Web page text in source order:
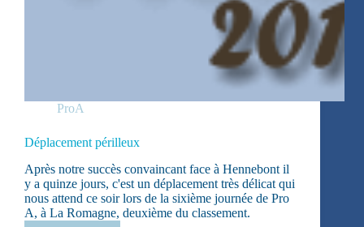
ProA
Déplacement périlleux
Après notre succès convaincant face à Hennebont il
y a quinze jours, c'est un déplacement très délicat qui
nous attend ce soir lors de la sixième journée de Pro
A, à La Romagne, deuxième du classement.